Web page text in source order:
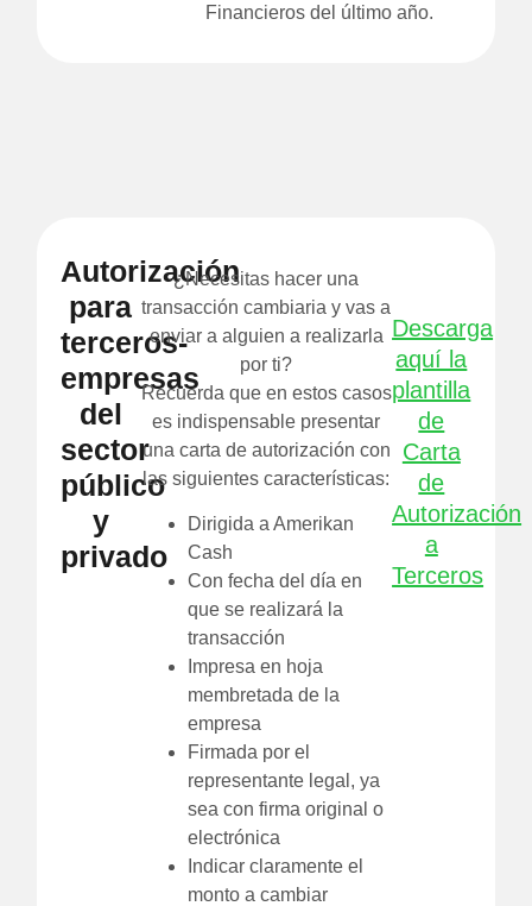
Financieros del último año.
Autorización
para
terceros-
empresas
del
sector
público
y
privado
¿Necesitas hacer una
transacción cambiaria y vas a
enviar a alguien a realizarla
por ti?
Recuerda que en estos casos
es indispensable presentar
una carta de autorización con
las siguientes características:
Dirigida a Amerikan
Cash
Con fecha del día en
que se realizará la
transacción
Impresa en hoja
membretada de la
empresa
Firmada por el
representante legal, ya
sea con firma original o
electrónica
Indicar claramente el
monto a cambiar
Descarga
aquí la
plantilla
de
Carta
de
Autorización
a
Terceros